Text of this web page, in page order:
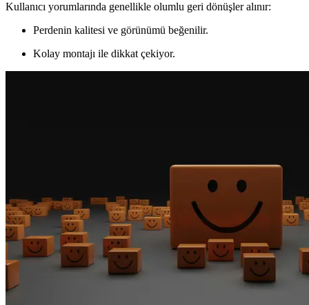
Kullanıcı yorumlarında genellikle olumlu geri dönüşler alınır:
Perdenin kalitesi ve görünümü beğenilir.
Kolay montajı ile dikkat çekiyor.